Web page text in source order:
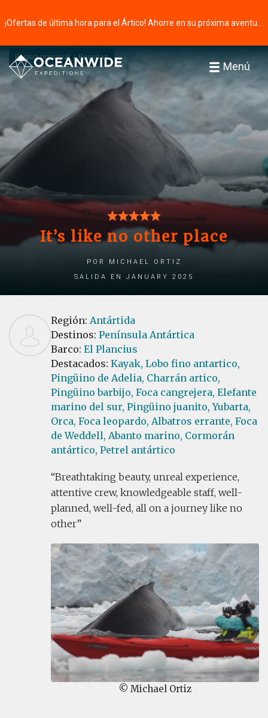
Menú
Página principal Reseñas
It’s like no other place
por Michael Ortiz
Salida en January 2025
Región: Antártida
Destinos: Península Antártica
Barco: El Plancius
Destacados: Kayak, Lobo fino antartico,
Pingüino de Adelia, Charrán artico,
Pingüino barbijo, Foca cangrejera, Elefante
marino del sur, Pingüino juanito, Yubarta,
Orca, Foca leopardo, Albatros errante, Foca
de Weddell, Abanto marino, Cormorán
antártico, Petrel antártico
Breathtaking beauty, unreal experience,
attentive crew, knowledgeable staff, well-
planned, well-fed, all on a journey like no
other
© Michael Ortiz